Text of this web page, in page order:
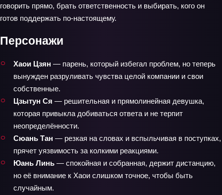
говорить прямо, брать ответственность и выбирать, кого он
готов поддержать по‑настоящему.
Персонажи
Хаои Цзян — парень, который избегал проблем, но теперь
вынужден разруливать чувства целой компании и свои
собственные.
Цзытун Ся — решительная и прямолинейная девушка,
которая привыкла добиваться ответа и не терпит
неопределённости.
Сюань Тан — резкая на словах и вспыльчивая в поступках,
прячет уязвимость за колкими реакциями.
Юань Линь — спокойная и собранная, держит дистанцию,
но её внимание к Хаои слишком точное, чтобы быть
случайным.